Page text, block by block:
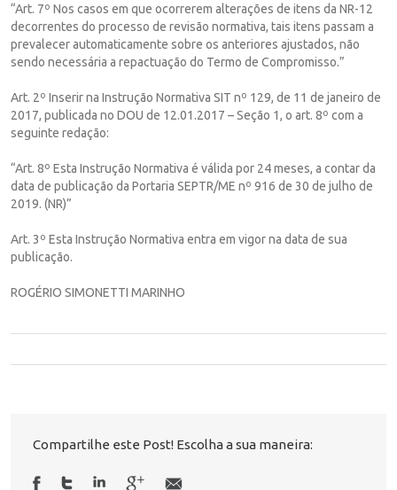
“Art. 7º Nos casos em que ocorrerem alterações de itens da NR-12
decorrentes do processo de revisão normativa, tais itens passam a
prevalecer automaticamente sobre os anteriores ajustados, não
sendo necessária a repactuação do Termo de Compromisso.”
Art. 2º Inserir na Instrução Normativa SIT nº 129, de 11 de janeiro de
2017, publicada no DOU de 12.01.2017 – Seção 1, o art. 8º com a
seguinte redação:
“Art. 8º Esta Instrução Normativa é válida por 24 meses, a contar da
data de publicação da Portaria SEPTR/ME nº 916 de 30 de julho de
2019. (NR)”
Art. 3º Esta Instrução Normativa entra em vigor na data de sua
publicação.
ROGÉRIO SIMONETTI MARINHO
Compartilhe este Post! Escolha a sua maneira: